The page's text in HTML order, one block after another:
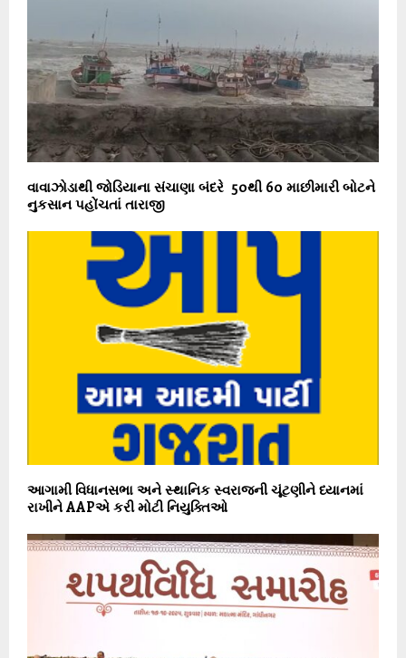
વાવાઝોડાથી જોડિયાના સંચાણા બંદરે 50થી 60 માછીમારી બોટને
નુકસાન પહોંચતાં તારાજી
આગામી વિધાનસભા અને સ્થાનિક સ્વરાજની ચૂંટણીને ધ્યાનમાં
રાખીને AAPએ કરી મોટી નિયુક્તિઓ